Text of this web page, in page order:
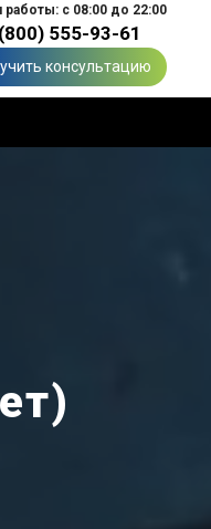
работы: с 08:00 до 22:00
555-93-61
консультацию